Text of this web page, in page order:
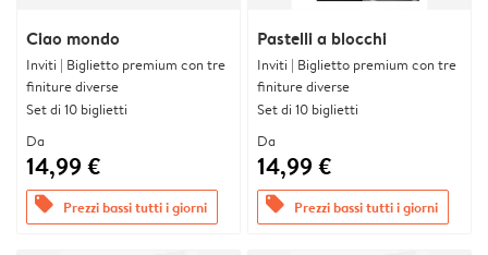
Ciao mondo
Inviti | Biglietto premium con tre
finiture diverse
Set di 10 biglietti
Da
14,99 €
offers Prezzi bassi tutti i giorni
Pastelli a blocchi
Inviti | Biglietto premium con tre
finiture diverse
Set di 10 biglietti
Da
14,99 €
offers Prezzi bassi tutti i giorni